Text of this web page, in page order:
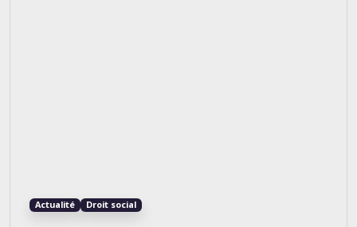
Actualité Droit social